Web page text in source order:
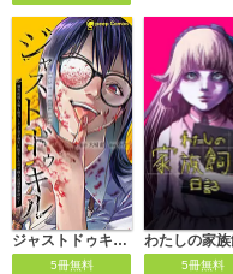
ジャストドゥキル 猟奇的殺人鬼→低カースト女子高生に転生したので殺人記録更新決定！
5冊無料 5冊無料